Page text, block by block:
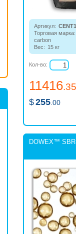
Артикул:
Торговая марка:
carbon
Вес: 15 кг
Фильтрующая
применяемая в
коммерческой
от хлораминов,
сероводорода,
корректировки
запаха.
11416.35
$255 .00
Кол-во:
DOWEX™